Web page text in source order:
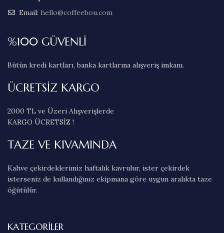
Email: hello@coffeebou.com
%100 GÜVENLİ
Bütün kredi kartları, banka kartlarına alışveriş imkanı.
ÜCRETSİZ KARGO
2000 TL ve Üzeri Alışverişlerde
KARGO ÜCRETSİZ !
TAZE VE KIVAMINDA
Kahve çekirdeklerimiz haftalık kavrulur, ister çekirdek
isterseniz de kullandığınız ekipmana göre uygun aralıkta taze
öğütülür.
KATEGORILER